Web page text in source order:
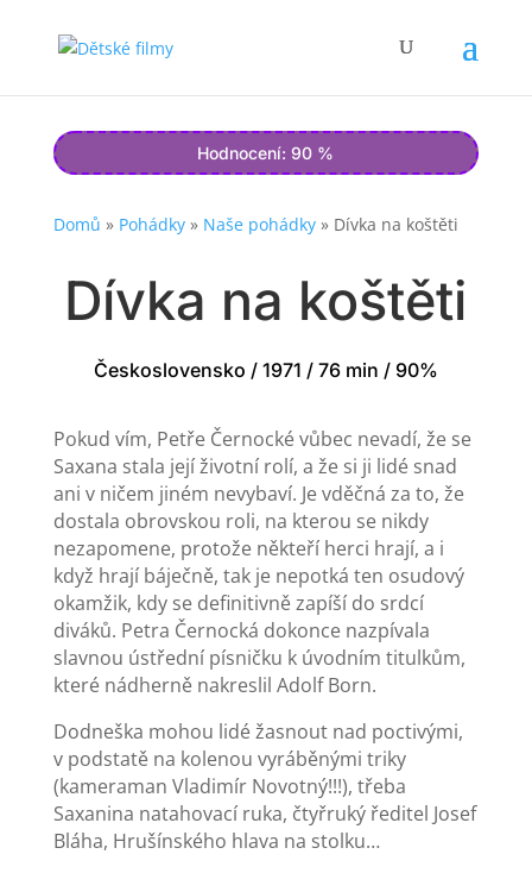
Hodnocení: 90 %
Domů » Pohádky» Naše pohádky» Dívka na koštěti
Dívka na koštěti
Československo / 1971 / 76 min / 90%
Pokud vím, Petře Černocké vůbec nevadí, že se
Saxana stala její životní rolí, a že si ji lidé snad
ani v ničem jiném nevybaví. Je vděčná za to, že
dostala obrovskou roli, na kterou se nikdy
nezapomene, protože někteří herci hrají, a i
když hrají báječně, tak je nepotká ten osudový
okamžik, kdy se definitivně zapíší do srdcí
diváků. Petra Černocká dokonce nazpívala
slavnou ústřední písničku k úvodním titulkům,
které nádherně nakreslil Adolf Born.
Dodneška mohou lidé žasnout nad poctivými,
v podstatě na kolenou vyráběnými triky
(kameraman Vladimír Novotný!!!), třeba
Saxanina natahovací ruka, čtyřruký ředitel Josef
Bláha, Hrušínského hlava na stolku…